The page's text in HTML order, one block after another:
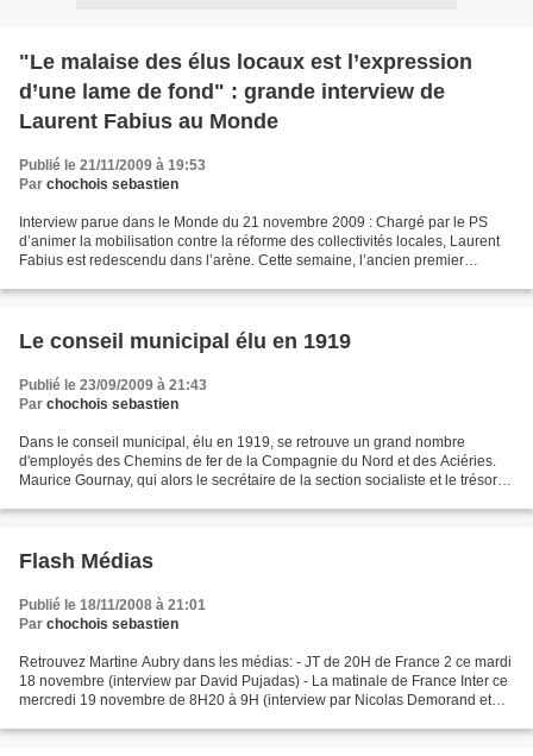
"Le malaise des élus locaux est l’expression
d’une lame de fond" : grande interview de
Laurent Fabius au Monde
Publié le 21/11/2009 à 19:53
Par chochois sebastien
Interview parue dans le Monde du 21 novembre 2009 : Chargé par le PS
d’animer la mobilisation contre la réforme des collectivités locales, Laurent
Fabius est redescendu dans l’arène. Cette semaine, l’ancien premier
Le conseil municipal élu en 1919
Publié le 23/09/2009 à 21:43
Par chochois sebastien
Dans le conseil municipal, élu en 1919, se retrouve un grand nombre
d'employés des Chemins de fer de la Compagnie du Nord et des Aciéries.
Maurice Gournay, qui alors le secrétaire de la section socialiste et le trésorier
Flash Médias
Publié le 18/11/2008 à 21:01
Par chochois sebastien
Retrouvez Martine Aubry dans les médias: - JT de 20H de France 2 ce mardi
18 novembre (interview par David Pujadas) - La matinale de France Inter ce
mercredi 19 novembre de 8H20 à 9H (interview par Nicolas Demorand et